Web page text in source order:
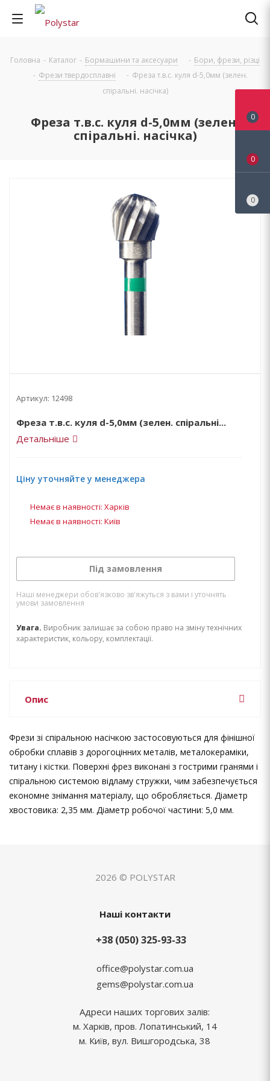
Головна - Каталог - Бормашини та аксесуари - Бори, фрези, різці
- Фрези твердосплавні - Фреза т.в.с. куля d-5,0мм (зелен.
спіральні. насічка)
Фреза т.в.с. куля d-5,0мм (зелен.
спіральні. насічка)
Артикул: 12498
Фреза т.в.с. куля d-5,0мм (зелен. спіральні...
Детальніше
Ціну уточняйте у менеджера
Немає в наявності: Харків
Немає в наявності: Київ
Під замовлення
Наші менеджери обов'язково зв'яжуться з вами і уточнять
умови замовлення
Увага. Виробник залишає за собою право на зміну технічних
характеристик, кольору, комплектації.
Опис
Фрези зі спіральною насічкою застосовуються для фінішної
обробки сплавів з дорогоцінних металів, металокераміки,
титану і кістки. Поверхні фрез виконані з гострими гранями і
спіральною системою відламу стружки, чим забезпечується
економне знімання матеріалу, що обробляється. Діаметр
хвостовика: 2,35 мм. Діаметр робочої частини: 5,0 мм.
2026 © POLYSTAR
Наші контакти
+38 (050) 325-93-33
office@polystar.com.ua
gems@polystar.com.ua
Адреси наших торгових залів:
м. Харків, пров. Лопатинський, 14
м. Київ, вул. Вишгородська, 38
0
0
0